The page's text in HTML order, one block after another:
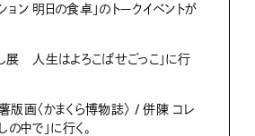
ョン 明日の食卓」のトークイベントが
展 人生はよろこばせごっこ」に行
版画〈かまくら博物誌〉 / 併陳 コレ
の中で」に行く。